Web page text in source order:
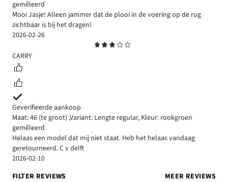
gemêleerd
Mooi Jasje! Alleen jammer dat de plooi in de voering op de rug
zichtbaar is bij het dragen!
2026-02-26
3
CARRY
Geverifieerde aankoop
Maat: 46 (te groot) ,Variant: Lengte regular, Kleur: rookgroen
gemêleerd
Helaas een model dat mij niet staat. Heb het helaas vandaag
geretourneerd. C v delft
2026-02-10
FILTER REVIEWS
MEER REVIEWS